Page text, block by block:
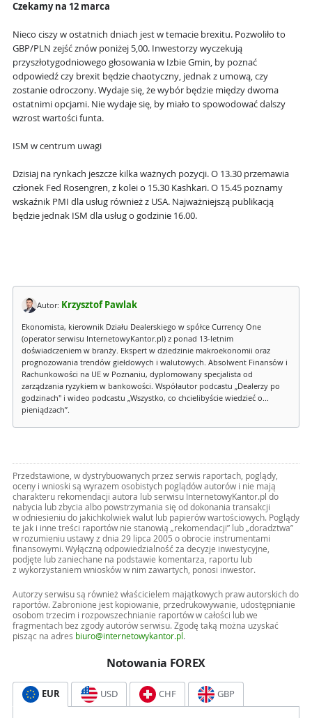
Czekamy na 12 marca
Nieco ciszy w ostatnich dniach jest w temacie brexitu. Pozwoliło to
GBP/PLN zejść znów poniżej 5,00. Inwestorzy wyczekują
przyszłotygodniowego głosowania w Izbie Gmin, by poznać
odpowiedź czy brexit będzie chaotyczny, jednak z umową, czy
zostanie odroczony. Wydaje się, że wybór będzie między dwoma
ostatnimi opcjami. Nie wydaje się, by miało to spowodować dalszy
wzrost wartości funta.
ISM w centrum uwagi
Dzisiaj na rynkach jeszcze kilka ważnych pozycji. O 13.30 przemawia
członek Fed Rosengren, z kolei o 15.30 Kashkari. O 15.45 poznamy
wskaźnik PMI dla usług również z USA. Najważniejszą publikacją
będzie jednak ISM dla usług o godzinie 16.00.
Autor: Krzysztof Pawlak
Ekonomista, kierownik Działu Dealerskiego w spółce Currency One
(operator serwisu InternetowyKantor.pl) z ponad 13-letnim
doświadczeniem w branży. Ekspert w dziedzinie makroekonomii oraz
prognozowania trendów giełdowych i walutowych. Absolwent Finansów i
Rachunkowości na UE w Poznaniu, dyplomowany specjalista od
zarządzania ryzykiem w bankowości. Współautor podcastu „Dealerzy po
godzinach" i wideo podcastu „Wszystko, co chcielibyście wiedzieć o...
pieniądzach”.
Przedstawione, w dystrybuowanych przez serwis raportach, poglądy,
oceny i wnioski są wyrazem osobistych poglądów autorów i nie mają
charakteru rekomendacji autora lub serwisu InternetowyKantor.pl do
nabycia lub zbycia albo powstrzymania się od dokonania transakcji
w odniesieniu do jakichkolwiek walut lub papierów wartościowych. Poglądy
te jak i inne treści raportów nie stanowią „rekomendacji” lub „doradztwa”
w rozumieniu ustawy z dnia 29 lipca 2005 o obrocie instrumentami
finansowymi. Wyłączną odpowiedzialność za decyzje inwestycyjne,
podjęte lub zaniechane na podstawie komentarza, raportu lub
z wykorzystaniem wniosków w nim zawartych, ponosi inwestor.
Autorzy serwisu są również właścicielem majątkowych praw autorskich do
raportów. Zabronione jest kopiowanie, przedrukowywanie, udostępnianie
osobom trzecim i rozpowszechnianie raportów w całości lub we
fragmentach bez zgody autorów serwisu. Zgodę taką można uzyskać
pisząc na adres biuro@internetowykantor.pl .
Notowania FOREX
EUR USD CHF GBP